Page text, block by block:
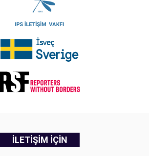
İLETİŞİM İÇİN